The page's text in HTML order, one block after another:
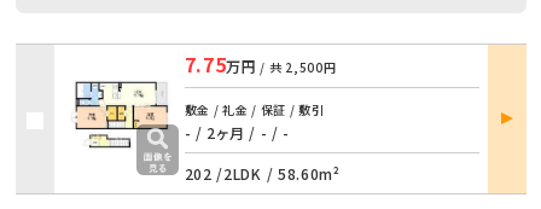
7.75万円 / 共 2,500円
敷金 / 礼金 / 保証 / 敷引
- / 2ヶ月 / - / -
202 /2LDK / 58.60m²
部屋
詳細